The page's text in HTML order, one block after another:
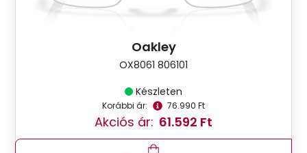
Oakley
OX8061 806101
Készleten
Korábbi ár: 76.990 Ft
Akciós ár: 61.592 Ft